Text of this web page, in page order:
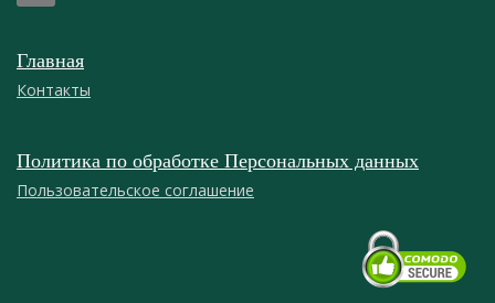
Главная
Контакты
Политика по обработке Персональных данных
Пользовательское соглашение